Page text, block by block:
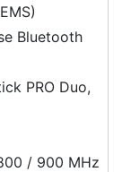
Bluetooth
PRO Duo,
/ 900 MHz